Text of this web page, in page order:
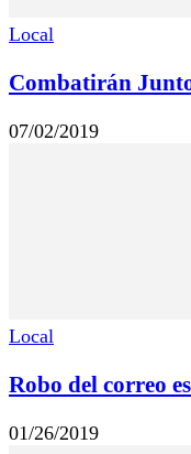
Local
Combatirán
07/02/2019
Local
Robo del correo
01/26/2019